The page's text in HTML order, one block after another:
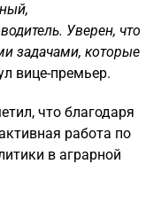
Уверен, что
задачами, которые
вице-премьер.
что благодаря
работа по
в аграрной